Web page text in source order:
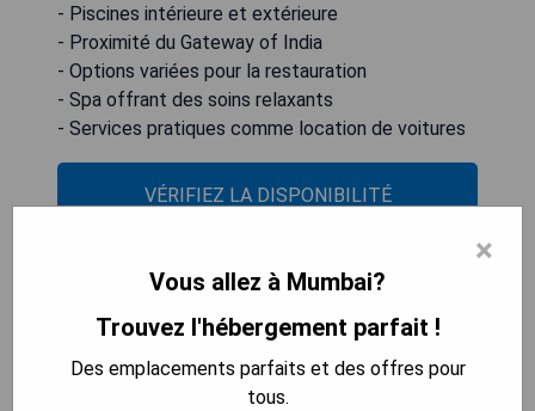
- Piscines intérieure et extérieure
- Proximité du Gateway of India
- Options variées pour la restauration
- Spa offrant des soins relaxants
- Services pratiques comme location de voitures
VÉRIFIEZ LA DISPONIBILITÉ
×
Vous allez à Mumbai?
Trouvez l'hébergement parfait !
Des emplacements parfaits et des offres pour
tous.